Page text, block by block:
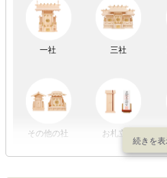
LED灯 七色LED灯
初盆セット 贈るセット
一社 三社
その他の社 お札立て